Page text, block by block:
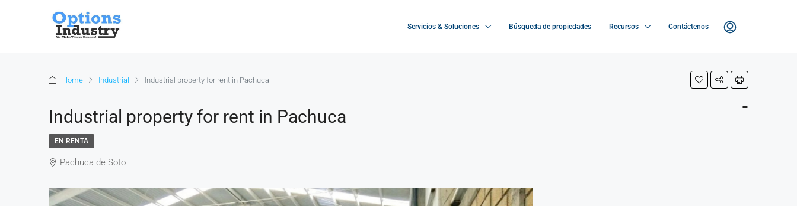
Servicios & Soluciones Búsqueda de propiedades Recursos Contáctenos
Home Industrial Industrial property for rent in Pachuca
Industrial property for rent in Pachuca -
EN RENTA
Pachuca de Soto